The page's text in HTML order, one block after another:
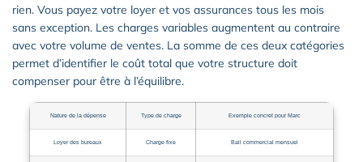
rien. Vous payez votre loyer et vos assurances tous les mois
sans exception. Les charges variables augmentent au contraire
avec votre volume de ventes. La somme de ces deux catégories
permet d’identifier le coût total que votre structure doit
compenser pour être à l’équilibre.
Nature de la dépense Type de charge Exemple concret pour Marc
Loyer des bureaux Charge fixe Bail commercial mensuel